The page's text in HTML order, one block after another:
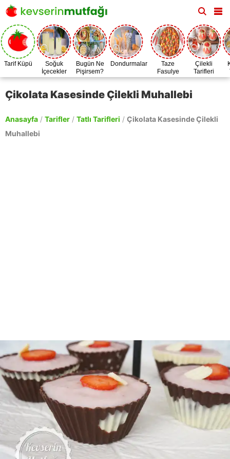
Tarif Küpü
Soğuk
İçecekler
Bugün Ne
Pişirsem?
Dondurmalar
Taze
Fasulye
Zamanı
Çilekli
Tarifleri
Çikolata Kasesinde Çilekli Muhallebi
Anasayfa / Tarifler / Tatlı Tarifleri / Çikolata Kasesinde Çilekli
Muhallebi